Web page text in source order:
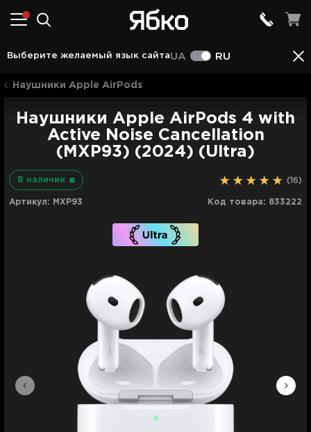
Выберите желаемый язык сайтаUA RU
Аксессуары Описание Характеристики
Наушники Apple AirPods
Наушники Apple AirPods 4 with
Active Noise Cancellation
(MXP93) (2024) (Ultra)
В наличии
Код товара: 833222
Артикул: MXP93
(16)